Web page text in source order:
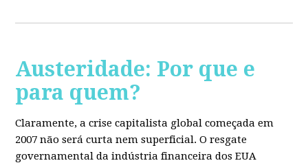
Austeridade: Por que e
para quem?
Claramente, a crise capitalista global começada em
2007 não será curta nem superficial. O resgate
governamental da indústria financeira dos EUA